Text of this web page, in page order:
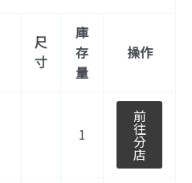
尺
寸
庫
存
量
操作
1
前
往
分
店